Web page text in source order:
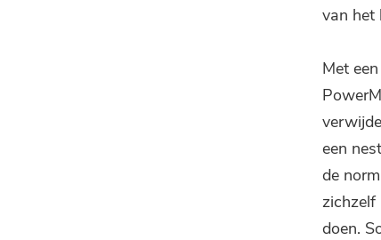
van het
Met
een
de
zichzelf
doen.